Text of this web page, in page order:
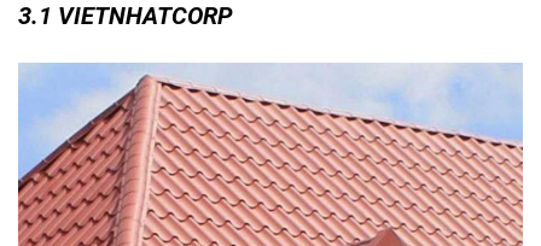
3.1 VIETNHATCORP